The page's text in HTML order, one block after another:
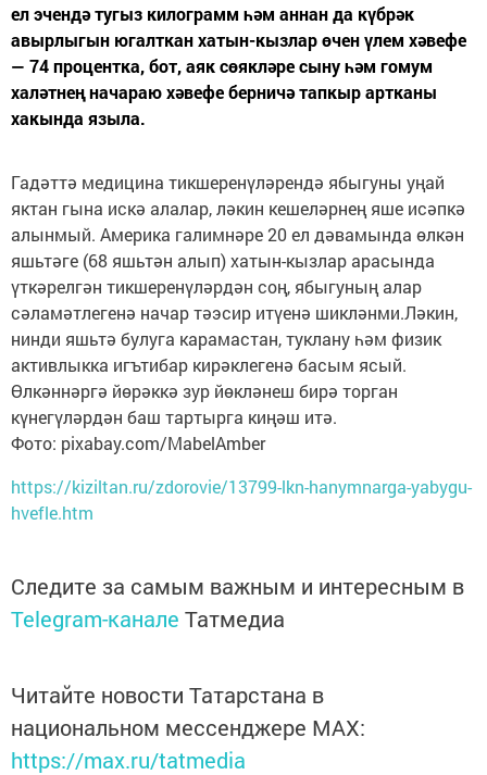
ел эчендә тугыз килограмм һәм аннан да күбрәк
авырлыгын югалткан хатын-кызлар өчен үлем хәвефе
— 74 процентка, бот, аяк сөякләре сыну һәм гомум
халәтнең начараю хәвефе берничә тапкыр артканы
хакында языла.
Гадәттә медицина тикшеренүләрендә ябыгуны уңай
яктан гына искә алалар, ләкин кешеләрнең яше исәпкә
алынмый. Америка галимнәре 20 ел дәвамында өлкән
яшьтәге (68 яшьтән алып) хатын-кызлар арасында
үткәрелгән тикшеренүләрдән соң, ябыгуның алар
сәламәтлегенә начар тәэсир итүенә шикләнми.Ләкин,
нинди яшьтә булуга карамастан, туклану һәм физик
активлыкка игътибар кирәклегенә басым ясый.
Өлкәннәргә йөрәккә зур йөкләнеш бирә торган
күнегүләрдән баш тартырга киңәш итә.
Фото: pixabay.com/MabelAmber
https://kiziltan.ru/zdorovie/13799-lkn-hanymnarga-yabygu-
hvefle.htm
Следите за самым важным и интересным в
Telegram-канале Татмедиа
Читайте новости Татарстана в
национальном мессенджере MАХ:
https://max.ru/tatmedia